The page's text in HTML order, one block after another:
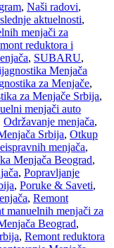
, Naši radovi,
aktuelnosti,
menjači za
reduktora i
, SUBARU,
Menjača
za Menjače,
za Menjače Srbija,
menjači auto
Održavanje menjača,
Srbija, Otkup
menjača,
Menjača Beograd,
, Popravljanje
, Poruke & Saveti,
, Remont
manuelnih menjači za
Beograd,
, Remont reduktora